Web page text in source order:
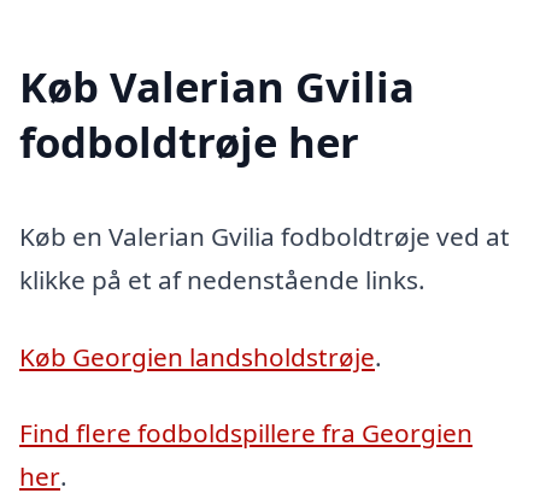
Køb Valerian Gvilia
fodboldtrøje her
Køb en Valerian Gvilia fodboldtrøje ved at
klikke på et af nedenstående links.
Køb Georgien landsholdstrøje.
Find flere fodboldspillere fra Georgien
her.